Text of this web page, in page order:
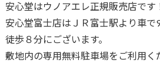
安心堂はウノアエレ正規販売店です
安心堂富士店はＪＲ富士駅より車で
徒歩８分にございます。
敷地内の専用無料駐車場をご利用く